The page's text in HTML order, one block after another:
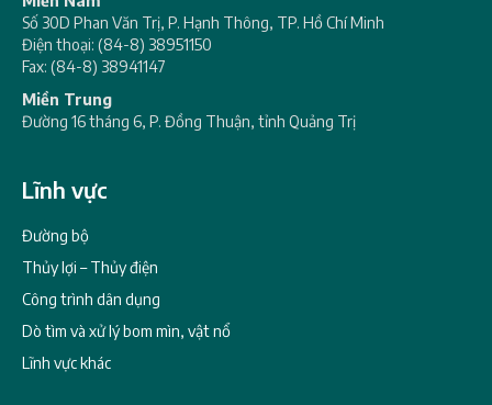
Số 30D Phan Văn Trị, P. Hạnh Thông, TP. Hồ Chí Minh
Điện thoại: (84-8) 38951150
Fax: (84-8) 38941147
Miền Trung
Đường 16 tháng 6, P. Đồng Thuận, tỉnh Quảng Trị
Lĩnh vực
Đường bộ
Thủy lợi – Thủy điện
Công trình dân dụng
Dò tìm và xử lý bom mìn, vật nổ
Lĩnh vực khác